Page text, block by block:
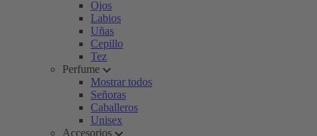
Ojos
Labios
Uñas
Cepillo
Tez
Perfume
Mostrar todos
Señoras
Caballeros
Unisex
Accesorios